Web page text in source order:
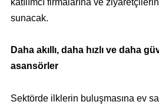
katılımcı firmalarına ve
sunacak.
Daha akıllı, daha hızlı ve daha
asansörler
Sektörde ilklerin buluşmasına ev